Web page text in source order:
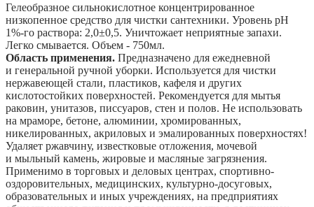
Гелеобразное сильнокислотное концентрированное
низкопенное средство для чистки сантехники. Уровень pH
1%-го раствора: 2,0±0,5. Уничтожает неприятные запахи.
Легко смывается. Объем - 750мл.
Область применения. Предназначено для ежедневной
и генеральной ручной уборки. Используется для чистки
нержавеющей стали, пластиков, кафеля и других
кислотостойких поверхностей. Рекомендуется для мытья
раковин, унитазов, писсуаров, стен и полов. Не использовать
на мраморе, бетоне, алюминии, хромированных,
никелированных, акриловых и эмалированных поверхностях!
Удаляет ржавчину, известковые отложения, мочевой
и мыльный камень, жировые и масляные загрязнения.
Применимо в торговых и деловых центрах, спортивно-
оздоровительных, медицинских, культурно-досуговых,
образовательных и иных учреждениях, на предприятиях